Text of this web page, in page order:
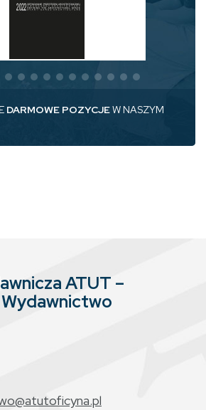
DARMOWE POZYCJEW NASZYM
ATUT –